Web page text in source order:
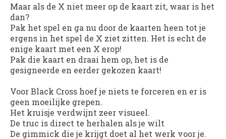
Maar als de X niet meer op de kaart zit, waar is het
dan?
Pak het spel en ga nu door de kaarten heen tot je
ergens in het spel de X ziet zitten. Het is echt de
enige kaart met een X erop!
Pak die kaart en draai hem op, het is de
gesigneerde en eerder gekozen kaart!
Voor Black Cross hoef je niets te forceren en er is
geen moeilijke grepen.
Het kruisje verdwijnt zeer visueel.
De truc is direct te herhalen als je wilt
De gimmick die je krijgt doet al het werk voor je.